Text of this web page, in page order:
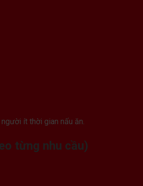
ít thời gian nấu ăn.
từng nhu cầu)